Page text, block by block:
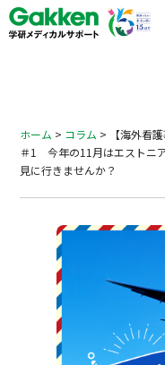
ホーム > コラム >
【海外看
＃1 今年の11月はエストニ
見に行きませんか？